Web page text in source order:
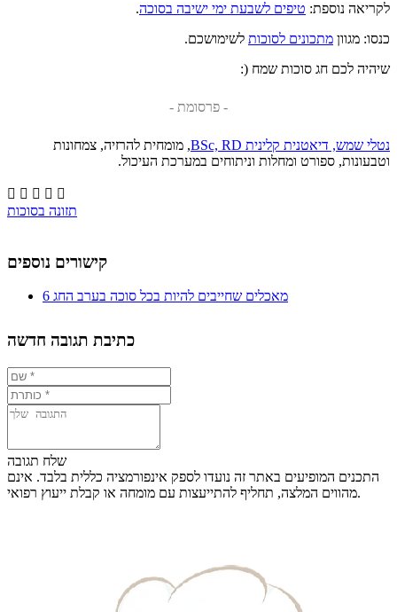
לקריאה נוספת: טיפים לשבעת ימי ישיבה בסוכה.
כנסו: מגוון מתכונים לסוכות לשימושכם.
שיהיה לכם חג סוכות שמח (:
- פרסומת -
נטלי שמש, דיאטנית קלינית BSc, RD
, מומחית להרזיה, צמחונות
וטבעונות, ספורט ומחלות וניתוחים במערכת העיכול.
    
תזונה בסוכות
קישורים נוספים
6 מאכלים שחייבים להיות בכל סוכה בערב החג
כתיבת תגובה חדשה
שלח תגובה
התכנים המופיעים באתר זה נועדו לספק אינפורמציה כללית בלבד. אינם
מהווים המלצה, תחליף להתייעצות עם מומחה או קבלת ייעוץ רפואי.